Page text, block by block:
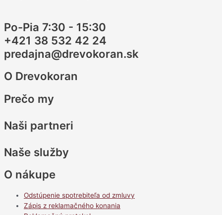
Po-Pia 7:30 - 15:30
+421 38 532 42 24
predajna@drevokoran.sk
O Drevokoran
Prečo my
Naši partneri
Naše služby
O nákupe
Odstúpenie spotrebiteľa od zmluvy
Zápis z reklamačného konania